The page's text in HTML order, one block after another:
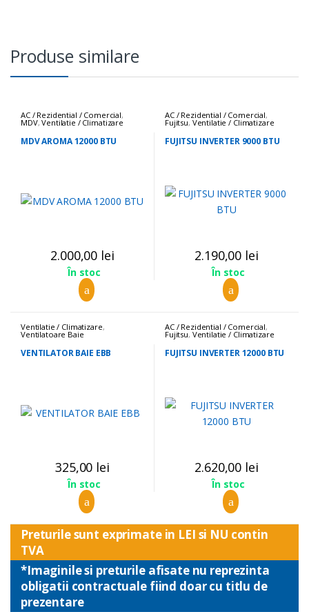
Produse similare
AC / Rezidential / Comercial,
MDV,Ventilatie / Climatizare
MDV AROMA 12000 BTU
2.000,00 lei
În stoc
AC / Rezidential / Comercial,
Fujitsu, Ventilatie / Climatizare
FUJITSU INVERTER 9000 BTU
2.190,00 lei
În stoc
Ventilatie / Climatizare,
Ventilatoare Baie
VENTILATOR BAIE EBB
325,00 lei
În stoc
AC / Rezidential / Comercial,
Fujitsu, Ventilatie / Climatizare
FUJITSU INVERTER 12000 BTU
2.620,00 lei
În stoc
Preturile sunt exprimate in LEI si NU contin
TVA
*Imaginile si preturile afisate nu reprezinta
obligatii contractuale fiind doar cu titlu de
prezentare